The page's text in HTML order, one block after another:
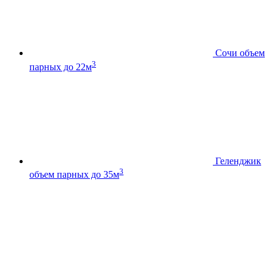
Сочи объем
парных до 22м3
Геленджик
объем парных до 35м3